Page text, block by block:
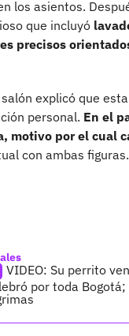
los asientos.
que incluyó
precisos
explicó que
personal. En el
motivo por el cual
con ambas figuras.
VIDEO: Su perrito
por toda